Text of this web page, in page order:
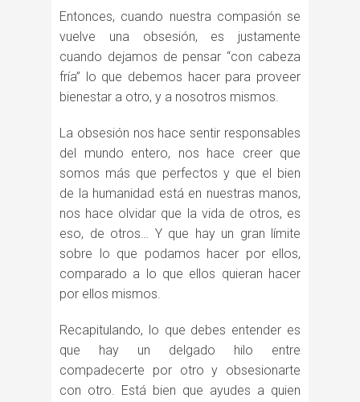
Entonces, cuando nuestra compasión se
vuelve una obsesión, es justamente
cuando dejamos de pensar “con cabeza
fría” lo que debemos hacer para proveer
bienestar a otro, y a nosotros mismos.
La obsesión nos hace sentir responsables
del mundo entero, nos hace creer que
somos más que perfectos y que el bien
de la humanidad está en nuestras manos,
nos hace olvidar que la vida de otros, es
eso, de otros… Y que hay un gran límite
sobre lo que podamos hacer por ellos,
comparado a lo que ellos quieran hacer
por ellos mismos.
Recapitulando, lo que debes entender es
que hay un delgado hilo entre
compadecerte por otro y obsesionarte
con otro. Está bien que ayudes a quien